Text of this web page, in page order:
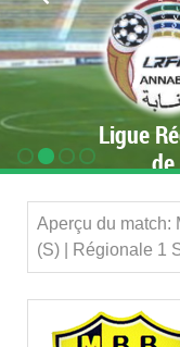
Ligue
Aperçu du match:
(S) | Régionale 1